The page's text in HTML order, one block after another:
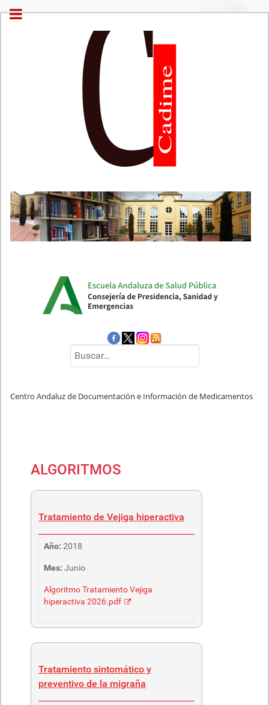
Centro Andaluz de Documentación e Información de Medicamentos
ALGORITMOS
Tratamiento de Vejiga hiperactiva
Año: 2018
Mes: Junio
Algoritmo Tratamiento Vejiga
hiperactiva 2026.pdf
Tratamiento sintomático y
preventivo de la migraña